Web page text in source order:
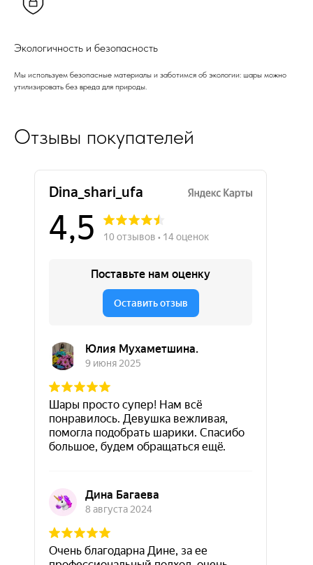
Экологичность и безопасность
Мы используем безопасные материалы и заботимся об экологии: шары можно
утилизировать без вреда для природы.
Отзывы покупателей